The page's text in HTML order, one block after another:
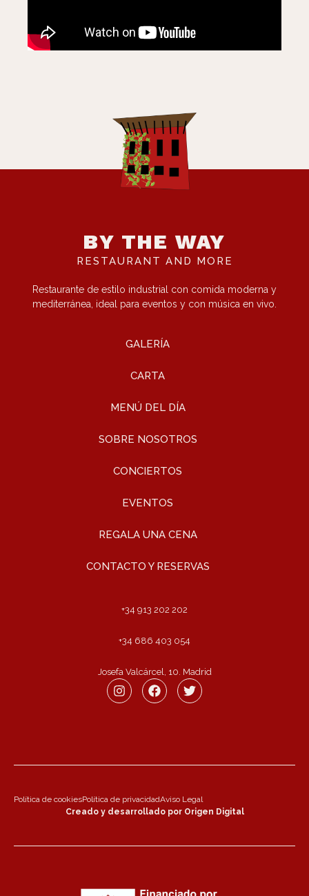
BY THE WAY
RESTAURANT AND MORE
Restaurante de estilo industrial con comida moderna y
mediterránea, ideal para eventos y con música en vivo.
GALERÍA
CARTA
MENÚ DEL DÍA
SOBRE NOSOTROS
CONCIERTOS
EVENTOS
REGALA UNA CENA
CONTACTO Y RESERVAS
+34 913 202 202
+34 686 403 054
Josefa Valcárcel, 10. Madrid
Política de cookiesPolítica de privacidadAviso Legal
Creado y desarrollado por Origen Digital